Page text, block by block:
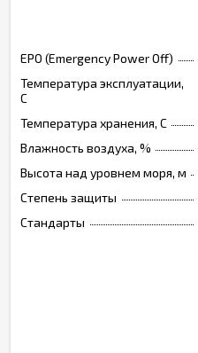
EPO (Emergency Power Off)
Температура эксплуатации,
C
Температура хранения, C
Влажность воздуха, %
Высота над уровнем моря, м
Степень защиты
Стандарты